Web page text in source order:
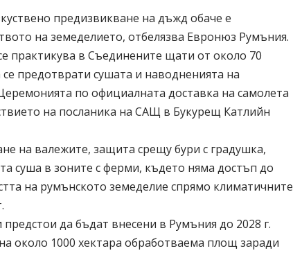
предизвикване на дъжд обаче е
на земеделието, отбелязва Евронюз Румъния.
практикува в Съединените щати от около 70
предотврати сушата и наводненията на
по официалната доставка на самолета
на посланика на САЩ в Букурещ Катлийн
на валежите, защита срещу бури с градушка,
суша в зоните с ферми, където няма достъп до
на румънското земеделие спрямо климатичните
да бъдат внесени в Румъния до 2028 г.
около 1000 хектара обработваема площ заради